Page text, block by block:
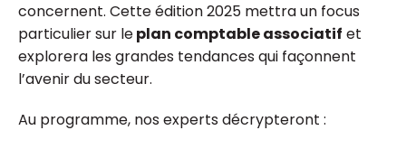
concernent. Cette édition 2025 mettra un focus
particulier sur leplan comptable associatif et
explorera les grandes tendances qui façonnent
l’avenir du secteur.
Au programme, nos experts décrypteront :